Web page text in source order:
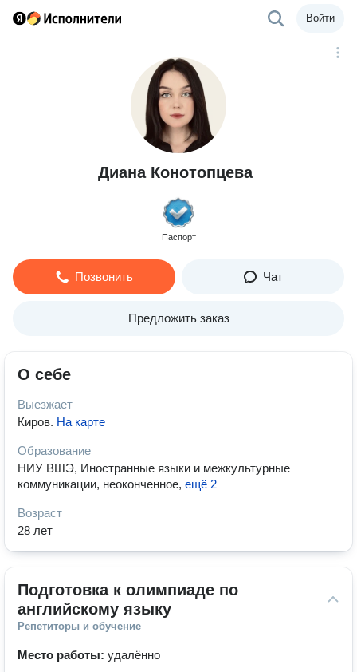
Войти
Диана Конотопцева
Паспорт
Позвонить Чат
Предложить заказ
О себе
Выезжает
Киров. На карте
Образование
НИУ ВШЭ, Иностранные языки и межкультурные
коммуникации, неоконченное, ещё 2
Возраст
28 лет
Подготовка к олимпиаде по
английскому языку
Репетиторы и обучение
Место работы: удалённо